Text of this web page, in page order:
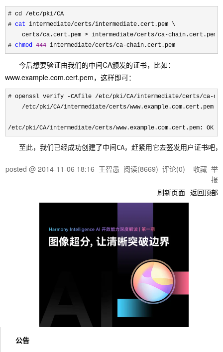
# cd /etc/pki/CA
# cat intermediate/certs/intermediate.cert.pem \
    certs
/ca.cert.pem > intermediate/certs/ca-chain.cert.pem
# chmod 444 intermediate/certs/ca-chain.cert.pem
今后想要验证由我们的中间CA颁发的证书，比如：
www.example.com.cert.pem，这样即可：
# openssl verify -CAfile /etc/pki/CA/intermediate/certs/ca-
/etc/pki/CA/intermediate/certs/www.example.com.cert.pem
/etc/pki/CA/intermediate/certs/www.example.com.cert.pem: OK
至此，我们已经成功创建了中间CA，赶紧用它去签发用户证书吧
posted @ 2014-11-06 18:16 王智愚 阅读(8669) 评论(0) 收藏 举
报
刷新页面 返回顶部
公告